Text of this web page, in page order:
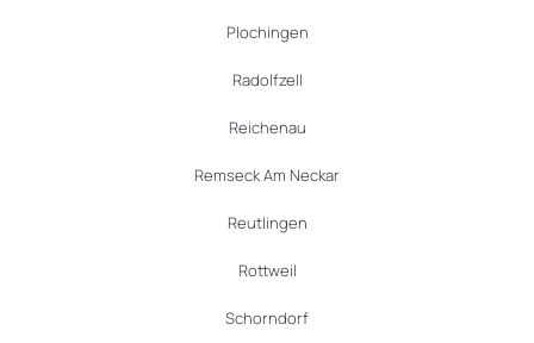
Plochingen
Radolfzell
Reichenau
Remseck Am Neckar
Reutlingen
Rottweil
Schorndorf